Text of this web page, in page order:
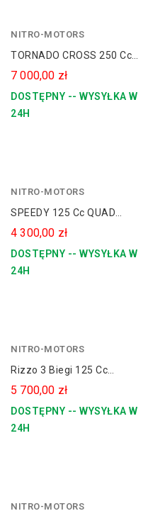
NITRO-MOTORS
TORNADO CROSS 250 Cc
21/18 E-Start Kick-Start
Manual
7 000,00 zł
DOSTĘPNY -- WYSYŁKA W
24H
NITRO-MOTORS
SPEEDY 125 Cc QUAD
4 300,00 zł
DOSTĘPNY -- WYSYŁKA W
24H
NITRO-MOTORS
Rizzo 3 Biegi 125 Cc
Spalinowy Quad 7" Platin
Line
5 700,00 zł
DOSTĘPNY -- WYSYŁKA W
24H
NITRO-MOTORS